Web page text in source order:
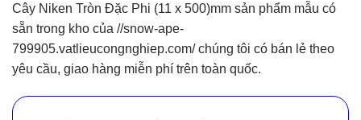
Cây Niken Tròn Đặc Phi (11 x 500)mm sản phẩm mẫu có
sẵn trong kho của //snow-ape-
799905.vatlieucongnghiep.com/ chúng tôi có bán lẻ theo
yêu cầu, giao hàng miễn phí trên toàn quốc.